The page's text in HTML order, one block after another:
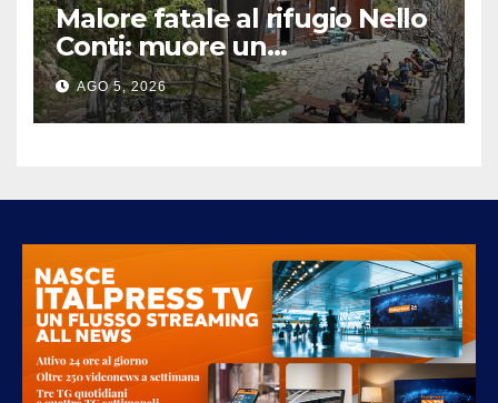
Malore fatale al rifugio Nello
Conti: muore un
escursionista di 80 anni sulle
Apuane
AGO 5, 2026